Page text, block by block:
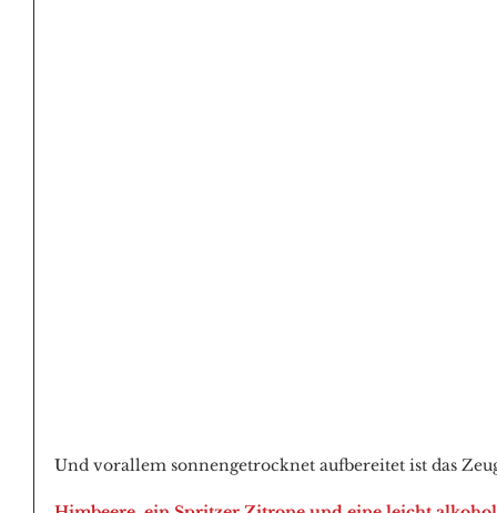
Und vorallem sonnengetrocknet aufbereitet ist das